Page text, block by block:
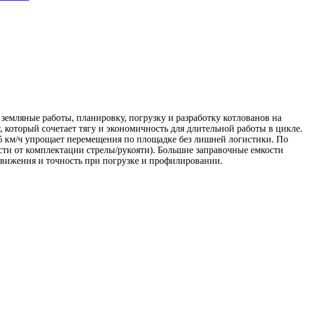
работы, планировку, погрузку и разработку котлованов на
сочетает тягу и экономичность для длительной работы в цикле.
км/ч упрощает перемещения по площадке без лишней логистики. По
от комплектации стрелы/рукояти). Большие заправочные емкости
и точность при погрузке и профилировании.